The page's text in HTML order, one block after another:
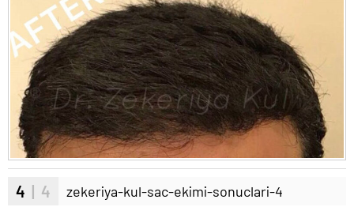
4 | 4 zekeriya-kul-sac-ekimi-sonuclari-4